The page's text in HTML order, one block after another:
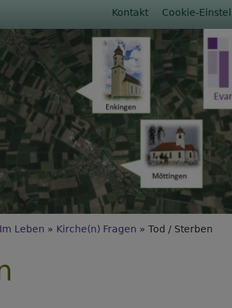
Kontakt Cookie-
Leben Kirche(n) Fragen Tod / Sterben